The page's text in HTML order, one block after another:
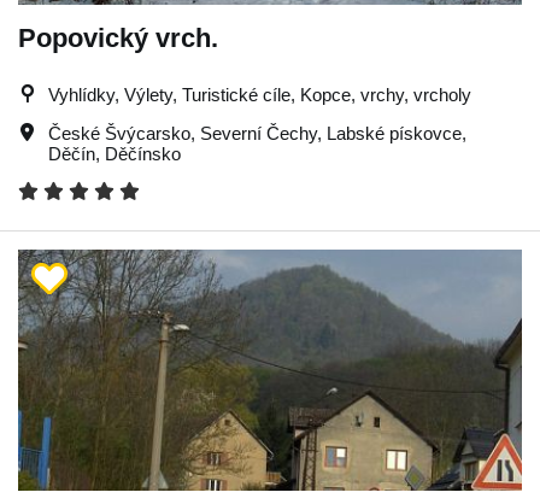
Popovický vrch.
Vyhlídky, Výlety, Turistické cíle, Kopce, vrchy, vrcholy
České Švýcarsko, Severní Čechy, Labské pískovce,
Děčín, Děčínsko